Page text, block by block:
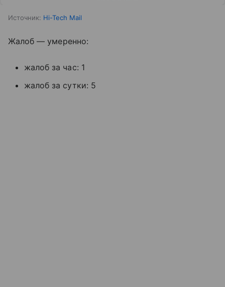
Источник: Hi-Tech Mail
Жалоб — умеренно:
жалоб за час: 1
жалоб за сутки: 5